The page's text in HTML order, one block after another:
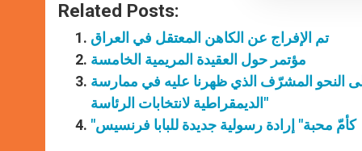
Related Posts:
تم الإفراج عن الكاهن المعتقل في العراق
مؤتمر حول العقيدة المريمية الخامسة
النحو المشرّف الذي ظهرنا عليه في ممارسة
الديمقراطية لانتخابات الرئاسة"
"كأمّ محبة" إرادة رسولية جديدة للبابا فرنسيس